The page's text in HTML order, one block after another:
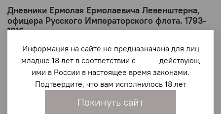
Дневники Ермолая Ермолаевича Левенштерна,
офицера Русского Императорского флота. 1793-
1816
В избранное
2 800 ₽
В корзину
Информация на сайте не предназначена для лиц
младше 18 лет в соответствии с действующ
ими в России в настоящее время законами.
Подтвердите, что вам исполнилось 18 лет
Покинуть сайт